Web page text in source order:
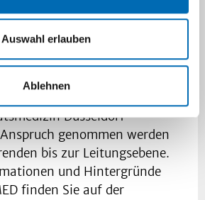
Auswahl erlauben
Ablehnen
Kontakte zu wichtigen
einbezogen
Düsseldorf
genommen werden
bis zur Leitungsebene.
und Hintergründe
finden Sie auf der